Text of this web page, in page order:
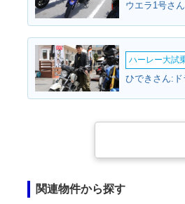
ウエラ1号さ
ハーレー大試
ひできさん:
関連物件から探す